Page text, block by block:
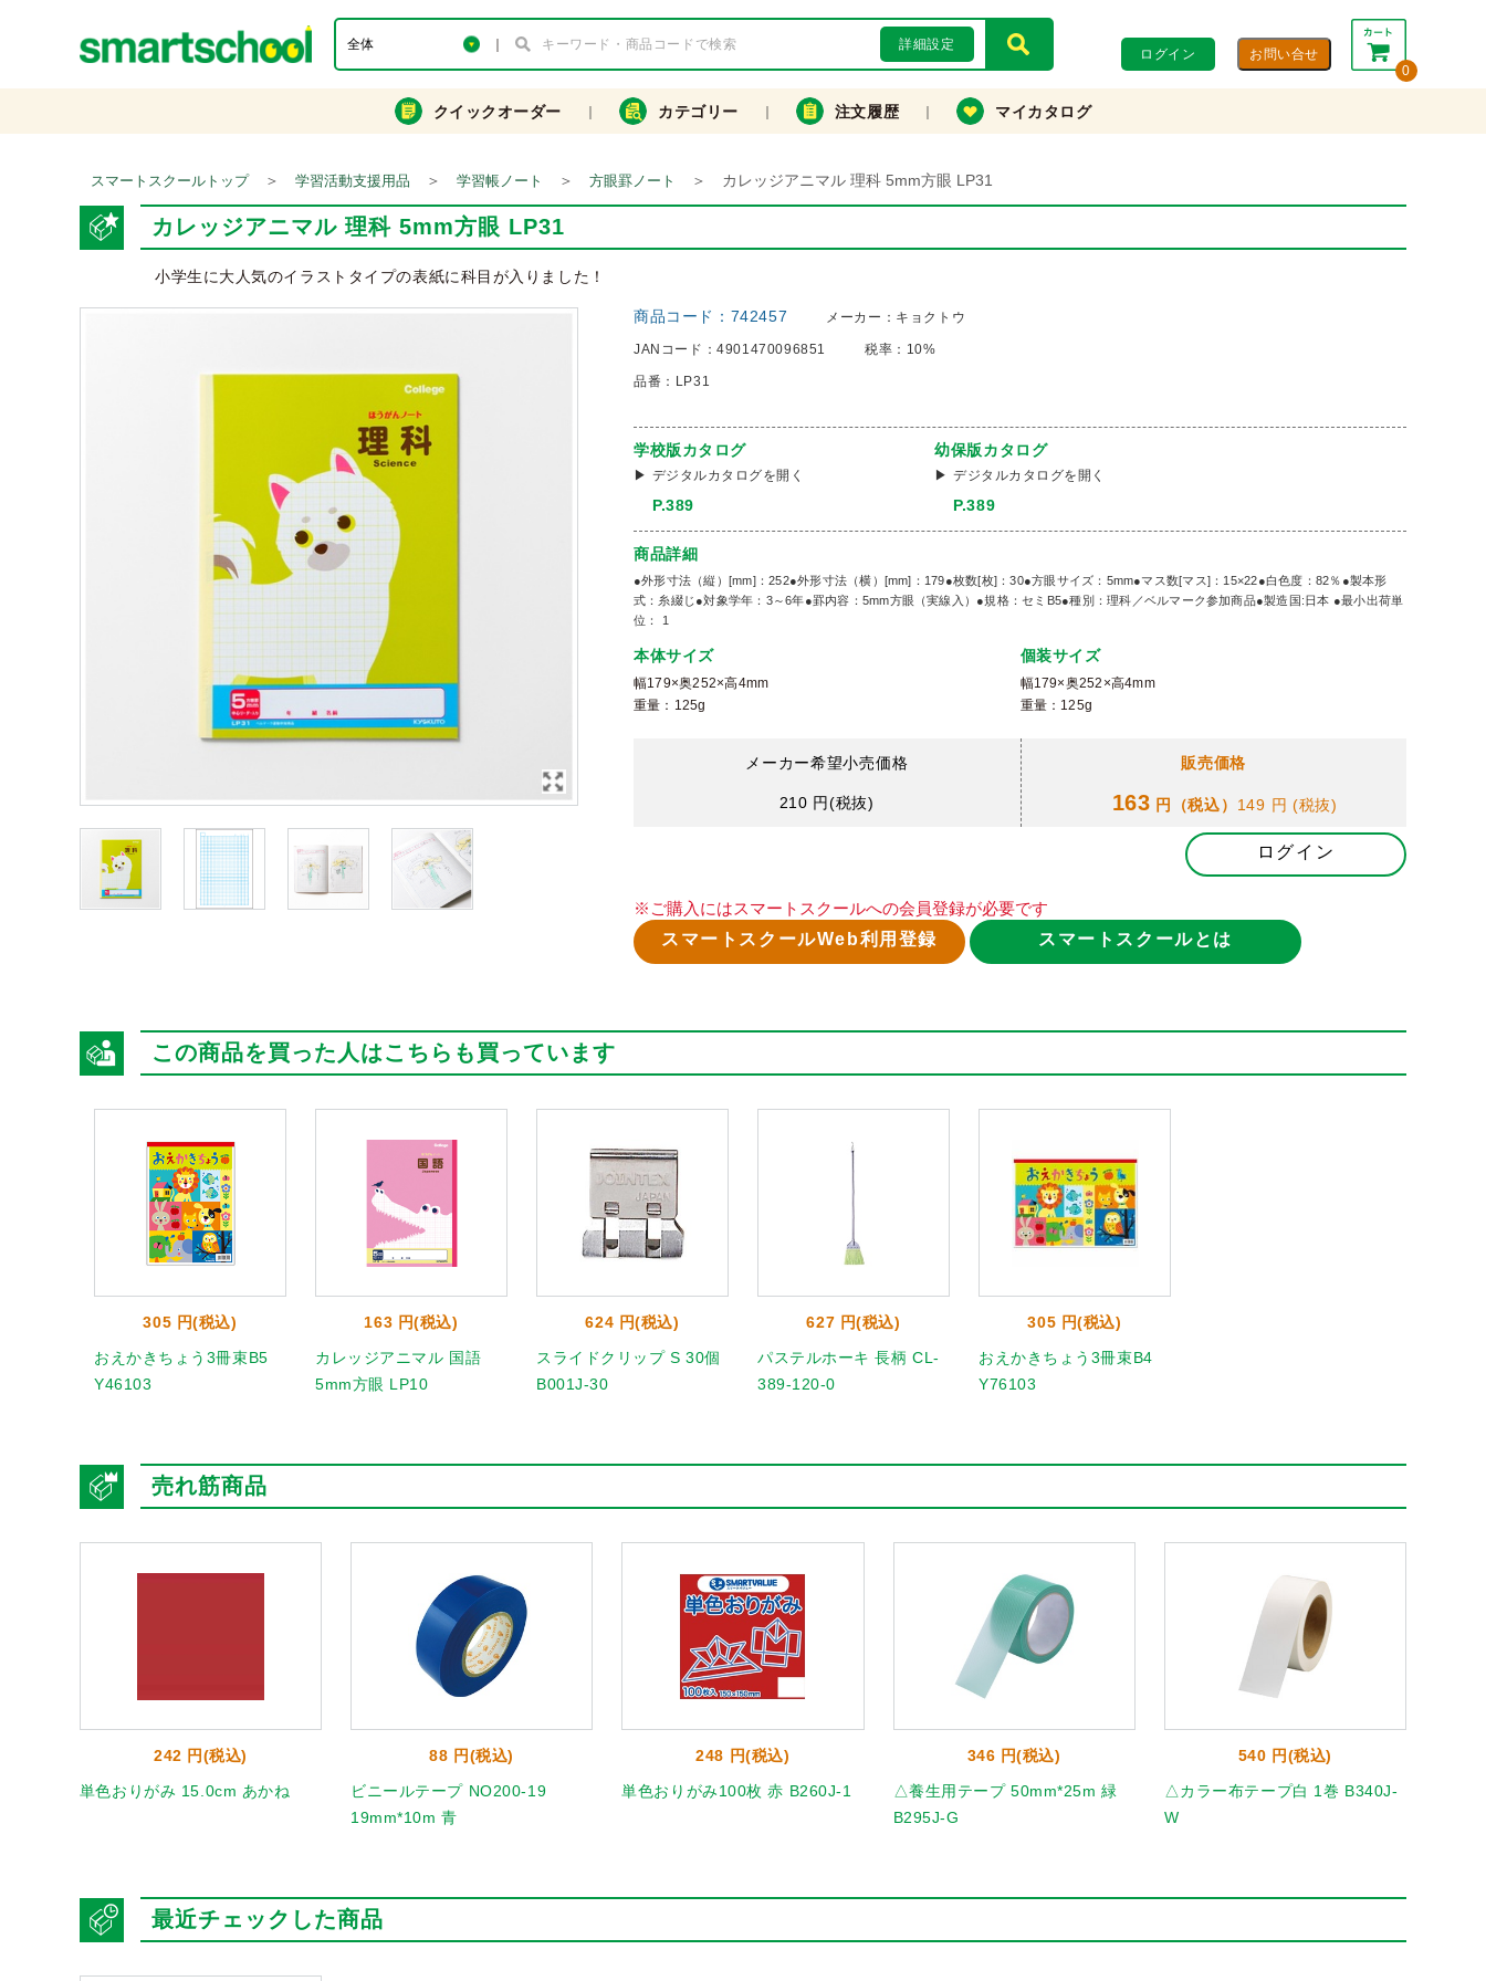
詳細設定
ログイン
0
合計： 0円
カートを見る・注文する
クイックオーダー カテゴリー 注文履歴 マイカタログ
スマートスクールトップ ＞ 学習活動支援用品 ＞ 学習帳ノート ＞ 方眼罫ノート ＞ カレッジアニマル 理科 5mm方眼 LP31
カレッジアニマル 理科 5mm方眼 LP31
小学生に大人気のイラストタイプの表紙に科目が入りました！
商品コード： 742457 メーカー： キョクトウ
JANコード：4901470096851 税率： 10%
品番： LP31
学校版カタログ
デジタルカタログを開く
P.389
幼保版カタログ
デジタルカタログを開く
P.389
商品詳細
●外形寸法（縦）[mm]：252●外形寸法（横）[mm]：179●枚数[枚]：30●方眼サイズ：5mm●マス数[マス]：15×22●白色度：82％●製本形
式：糸綴じ●対象学年：3～6年●罫内容：5mm方眼（実線入）●規格：セミB5●種別：理科／ベルマーク参加商品●製造国:日本 ●最小出荷単
位： 1
本体サイズ
幅179×奥252×高4mm
重量：125g
個装サイズ
幅179×奥252×高4mm
重量：125g
メーカー希望小売価格
210 円(税抜)
販売価格
163 円（税込） 149 円 (税抜)
ログイン
※ご購入にはスマートスクールへの会員登録が必要です
スマートスクールWeb利用登録
スマートスクールとは
この商品を買った人はこちらも買っています
305 円(税込)
おえかきちょう3冊束B5
Y46103
163 円(税込)
カレッジアニマル 国語
5mm方眼 LP10
624 円(税込)
スライドクリップ S 30個
B001J-30
627 円(税込)
パステルホーキ 長柄 CL-
389-120-0
305 円(税込)
おえかきちょう3冊束B4
Y76103
売れ筋商品
242 円(税込)
単色おりがみ 15.0cm あかね
88 円(税込)
ビニールテープ NO200-19
19mm*10m 青
248 円(税込)
単色おりがみ100枚 赤 B260J-1
346 円(税込)
△養生用テープ 50mm*25m 緑
B295J-G
540 円(税込)
△カラー布テープ白 1巻 B340J-
W
最近チェックした商品